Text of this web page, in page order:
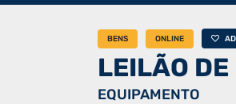
BENS ONLINE
LEILÃO DE
EQUIPAMENTO